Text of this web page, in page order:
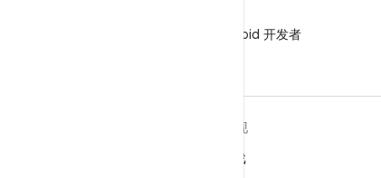
在微信中关注 Android 开发者
发现
游戏